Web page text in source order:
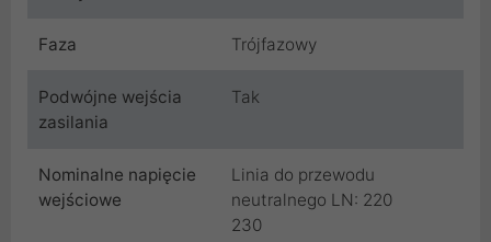
Faza Trójfazowy
Podwójne wejścia
zasilania
Tak
Nominalne napięcie
wejściowe
Linia do przewodu
neutralnego LN: 220
230